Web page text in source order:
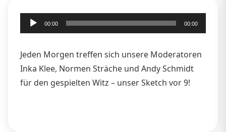
Audio-
Player
00:00 00:00
Jeden Morgen treffen sich unsere Moderatoren
Inka Klee, Normen Sträche und Andy Schmidt
für den gespielten Witz – unser Sketch vor 9!